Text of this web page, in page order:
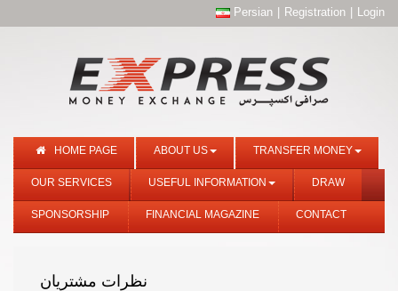
Login
Registration
Persian
HOME PAGE ABOUT US TRANSFER MONEY
OUR SERVICES USEFUL INFORMATION DRAW
SPONSORSHIP FINANCIAL MAGAZINE CONTACT
نظرات مشتریان